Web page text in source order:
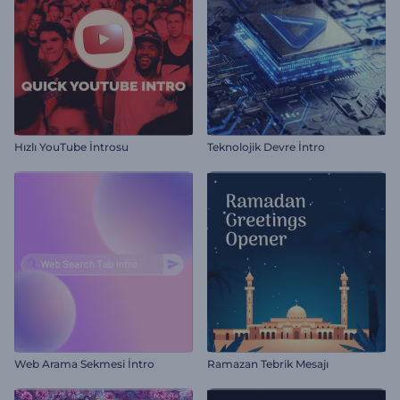
Hızlı YouTube İntrosu Teknolojik Devre İntro
Web Arama Sekmesi İntro Ramazan Tebrik Mesajı